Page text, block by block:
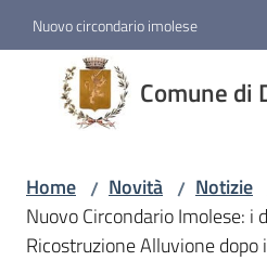
Vai al contenuto
Vai alla navigazione
Vai al footer
Nuovo circondario imolese
Comune di
Comune
di
Dozza
Amministrazione
Home / Novità / Notizie
Nuovo Circondario Imolese: i
Ricostruzione Alluvione